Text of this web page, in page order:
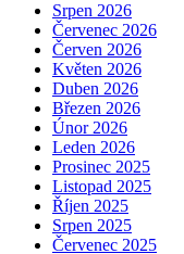
Srpen 2026
Červenec 2026
Červen 2026
Květen 2026
Duben 2026
Březen 2026
Únor 2026
Leden 2026
Prosinec 2025
Listopad 2025
Říjen 2025
Srpen 2025
Červenec 2025